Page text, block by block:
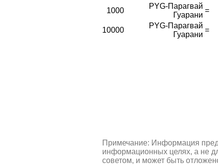
1000
PYG-Парагвай
Гуарани
=
10000
PYG-Парагвай
Гуарани
=
Примечание: Информация
информационных целях, а не
советом, и может быть